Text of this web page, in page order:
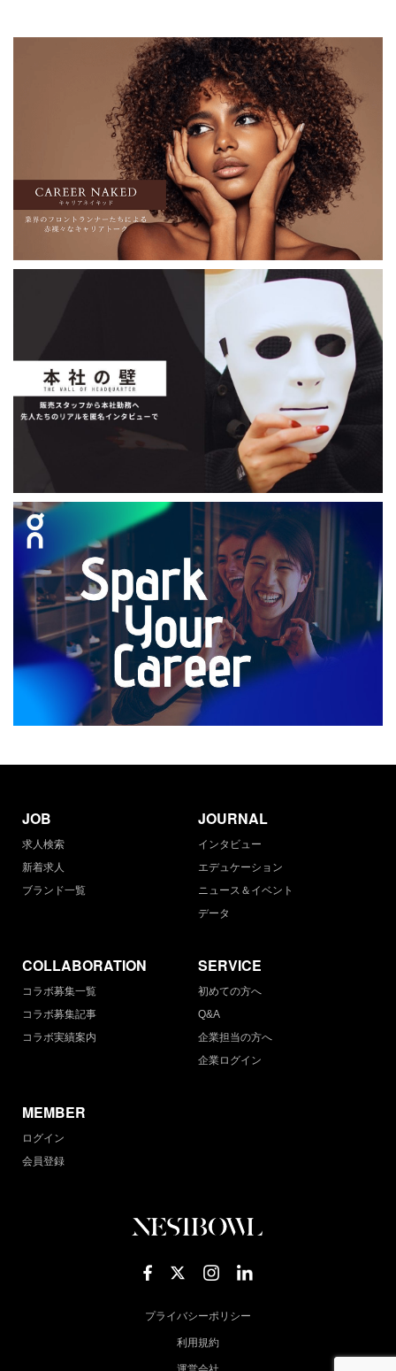
JOB
求人検索
新着求人
ブランド一覧
JOURNAL
インタビュー
エデュケーション
ニュース＆イベント
データ
COLLABORATION
コラボ募集一覧
コラボ募集記事
コラボ実績案内
SERVICE
初めての方へ
Q&A
企業担当の方へ
企業ログイン
MEMBER
ログイン
会員登録
プライバシーポリシー
利用規約